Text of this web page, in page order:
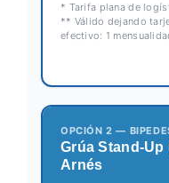
* Tarifa plana de
** Válido dejando
efectivo: 1
OPCIÓN 2 —
Grúa Stand-Up
Arnés